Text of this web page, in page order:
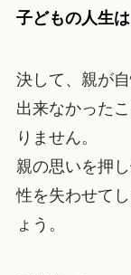
子どもの人生
決して、親が
出来なかった
りません。
親の思いを押
性を失わせて
ょう。